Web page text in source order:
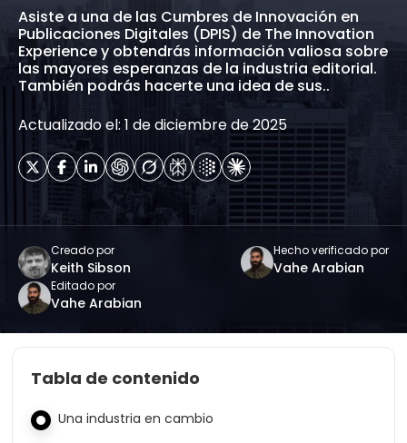
Asiste a una de las Cumbres de Innovación en
Publicaciones Digitales (DPIS) de The Innovation
Experience y obtendrás información valiosa sobre
las mayores esperanzas de la industria editorial.
También podrás hacerte una idea de sus..
Actualizado el: 1 de diciembre de 2025
Creado por
Keith Sibson
Hecho verificado por
Vahe Arabian
Editado por
Vahe Arabian
Tabla de contenido
Una industria en cambio